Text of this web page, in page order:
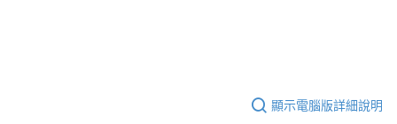
顯示電腦版詳細說明